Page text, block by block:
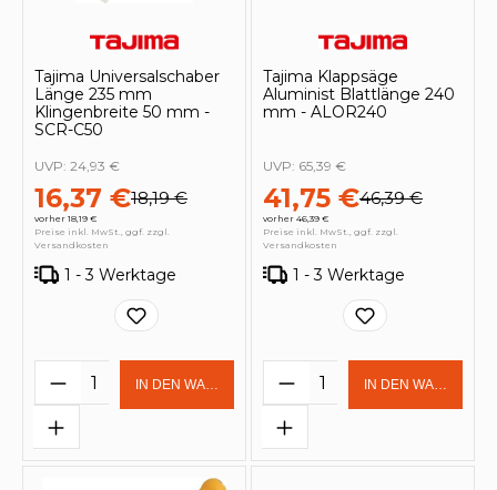
Tajima Universalschaber
Länge 235 mm
Klingenbreite 50 mm -
SCR-C50
16,37 €18,19 €
vorher 18,19 €
UVP: 24,93 €
Preise inkl. MwSt., ggf. zzgl.
Versandkosten
1 - 3 Werktage
Produkt Anzahl: Gib den
IN DEN WARENKORB
Tajima Klappsäge
Aluminist Blattlänge 240
mm - ALOR240
41,75 €46,39 €
vorher 46,39 €
UVP: 65,39 €
Preise inkl. MwSt., ggf. zzgl.
Versandkosten
1 - 3 Werktage
Produkt Anzahl:
IN DEN